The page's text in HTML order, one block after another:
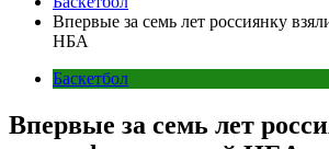
Впервые за семь лет россиянку
НБА
Баскетбол
Впервые за семь лет